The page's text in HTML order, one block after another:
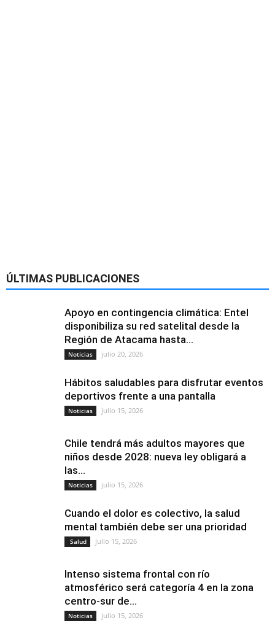
ÚLTIMAS PUBLICACIONES
Apoyo en contingencia climática: Entel
disponibiliza su red satelital desde la
Región de Atacama hasta...
Noticias julio 20, 2026
Hábitos saludables para disfrutar eventos
deportivos frente a una pantalla
Noticias julio 15, 2026
Chile tendrá más adultos mayores que
niños desde 2028: nueva ley obligará a
las...
Noticias julio 15, 2026
Cuando el dolor es colectivo, la salud
mental también debe ser una prioridad
Salud julio 15, 2026
Intenso sistema frontal con río
atmosférico será categoría 4 en la zona
centro-sur de...
Noticias julio 15, 2026